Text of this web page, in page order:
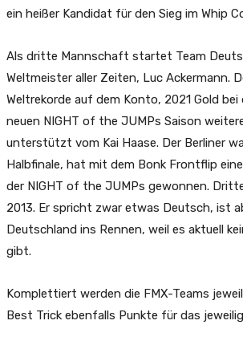
ein heißer Kandidat für den Sieg im Whip
Als dritte Mannschaft startet Team
Weltmeister aller Zeiten, Luc Ackermann.
Weltrekorde auf dem Konto, 2021 Gold
neuen NIGHT of the JUMPs Saison
unterstützt vom Kai Haase. Der Berliner
Halbfinale, hat mit dem Bonk Frontflip
der NIGHT of the JUMPs gewonnen.
2013. Er spricht zwar etwas Deutsch, ist
Deutschland ins Rennen, weil es aktuell
gibt.
Komplettiert werden die FMX-Teams
Best Trick ebenfalls Punkte für das